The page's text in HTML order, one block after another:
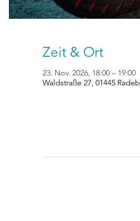
Zeit & Ort
23. Nov. 2026, 18:00 – 19:00
Waldstraße 27, 01445